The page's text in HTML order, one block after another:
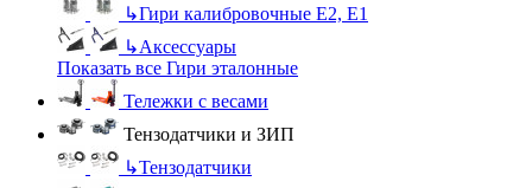
↳Гири калибровочные E2, Е1
↳Аксессуары
Показать все Гири эталонные
Тележки с весами
Тензодатчики и ЗИП
↳Тензодатчики